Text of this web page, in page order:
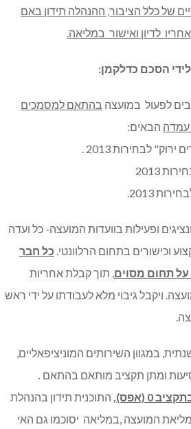
של כלל הציבור, ההנהלה תידון באם
לדיון ואישור במליאה.
הסכם כדלקמן:
בהתאם למסמכים
עמדה הבאים:
ופעילות בוועדות המועצה- כל ועדה
וכישורים בתחום הרלוונטי. כל חבר
תחום מסוים , תוך קבלת אחריות
ויקבל גיבוי מלא לעבודתו על ידי ראש
במגוון השירותים המוניציפאליים,
ומתן תקציב מותאם בהתאם
0 (אפס),
התוכנית תידון בהנהלת
המועצה ,במליאה יסוכמו גם האי